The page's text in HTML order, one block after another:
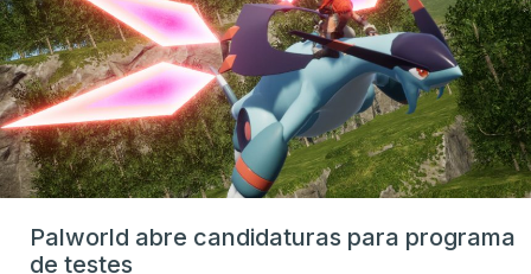
Palworld abre candidaturas para programa
de testes